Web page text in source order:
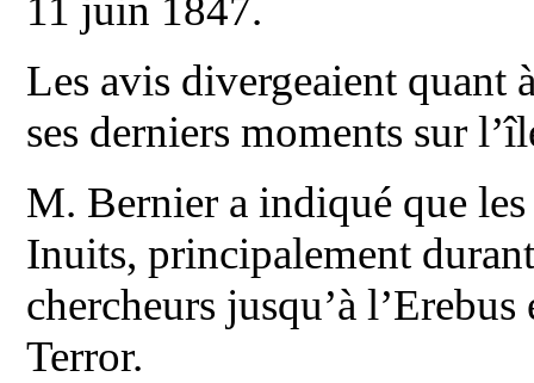
11 juin 1847.
Les avis divergeaient quant
ses derniers moments sur
M. Bernier a indiqué que
Inuits, principalement
chercheurs jusqu’à
Terror.